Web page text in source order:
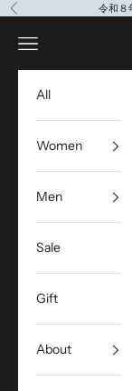
コンテンツへスキップ
前へ 令和８
メニューを開く
All
Women
Men
Sale
Gift
About